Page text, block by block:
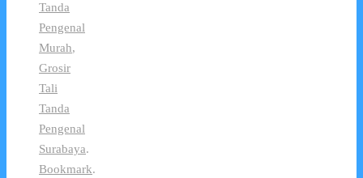
Tanda
Pengenal
Murah,
Grosir
Tali
Tanda
Pengenal
Surabaya.
Bookmark.